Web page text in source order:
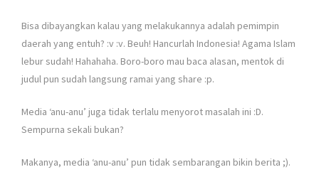
Bisa dibayangkan kalau yang melakukannya adalah pemimpin
daerah yang entuh? :v :v. Beuh! Hancurlah Indonesia! Agama Islam
lebur sudah! Hahahaha. Boro-boro mau baca alasan, mentok di
judul pun sudah langsung ramai yang share :p.
Media ‘anu-anu’ juga tidak terlalu menyorot masalah ini :D.
Sempurna sekali bukan?
Makanya, media ‘anu-anu’ pun tidak sembarangan bikin berita ;).